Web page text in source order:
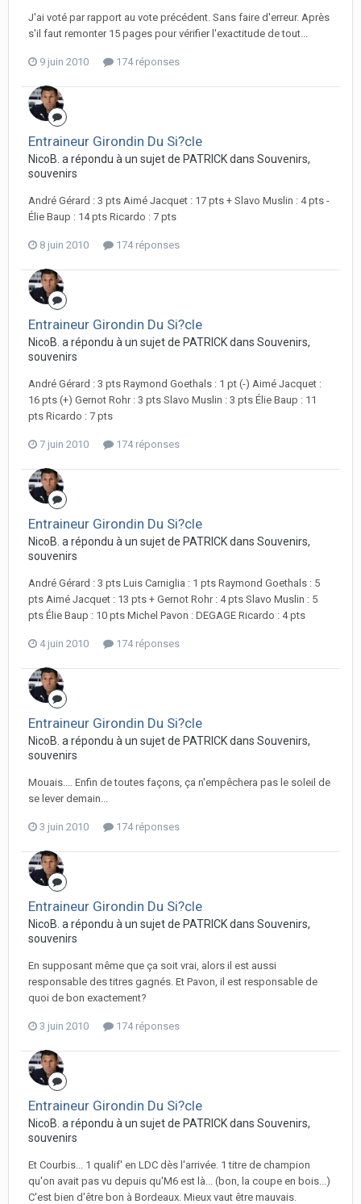
J'ai voté par rapport au vote précédent. Sans faire d'erreur. Après
s'il faut remonter 15 pages pour vérifier l'exactitude de tout...
9 juin 2010 174 réponses
Entraineur Girondin Du Si?cle
NicoB. a répondu à un sujet de PATRICK dans Souvenirs,
souvenirs
André Gérard : 3 pts Aimé Jacquet : 17 pts + Slavo Muslin : 4 pts -
Élie Baup : 14 pts Ricardo : 7 pts
8 juin 2010 174 réponses
Entraineur Girondin Du Si?cle
NicoB. a répondu à un sujet de PATRICK dans Souvenirs,
souvenirs
André Gérard : 3 pts Raymond Goethals : 1 pt (-) Aimé Jacquet :
16 pts (+) Gernot Rohr : 3 pts Slavo Muslin : 3 pts Élie Baup : 11
pts Ricardo : 7 pts
7 juin 2010 174 réponses
Entraineur Girondin Du Si?cle
NicoB. a répondu à un sujet de PATRICK dans Souvenirs,
souvenirs
André Gérard : 3 pts Luis Carniglia : 1 pts Raymond Goethals : 5
pts Aimé Jacquet : 13 pts + Gernot Rohr : 4 pts Slavo Muslin : 5
pts Élie Baup : 10 pts Michel Pavon : DEGAGE Ricardo : 4 pts
4 juin 2010 174 réponses
Entraineur Girondin Du Si?cle
NicoB. a répondu à un sujet de PATRICK dans Souvenirs,
souvenirs
Mouais.... Enfin de toutes façons, ça n'empêchera pas le soleil de
se lever demain...
3 juin 2010 174 réponses
Entraineur Girondin Du Si?cle
NicoB. a répondu à un sujet de PATRICK dans Souvenirs,
souvenirs
En supposant même que ça soit vrai, alors il est aussi
responsable des titres gagnés. Et Pavon, il est responsable de
quoi de bon exactement?
3 juin 2010 174 réponses
Entraineur Girondin Du Si?cle
NicoB. a répondu à un sujet de PATRICK dans Souvenirs,
souvenirs
Et Courbis... 1 qualif' en LDC dès l'arrivée. 1 titre de champion
qu'on avait pas vu depuis qu'M6 est là... (bon, la coupe en bois...)
C'est bien d'être bon à Bordeaux. Mieux vaut être mauvais.